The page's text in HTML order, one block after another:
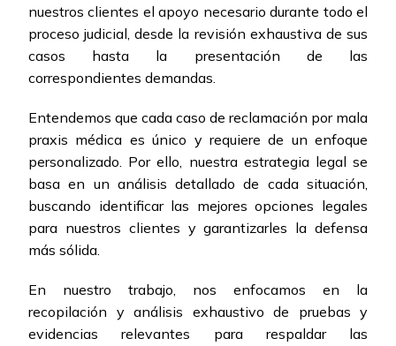
nuestros clientes el apoyo necesario durante todo el
proceso judicial, desde la revisión exhaustiva de sus
casos hasta la presentación de las
correspondientes demandas.
Entendemos que cada caso de reclamación por mala
praxis médica es único y requiere de un enfoque
personalizado. Por ello, nuestra estrategia legal se
basa en un análisis detallado de cada situación,
buscando identificar las mejores opciones legales
para nuestros clientes y garantizarles la defensa
más sólida.
En nuestro trabajo, nos enfocamos en la
recopilación y análisis exhaustivo de pruebas y
evidencias relevantes para respaldar las